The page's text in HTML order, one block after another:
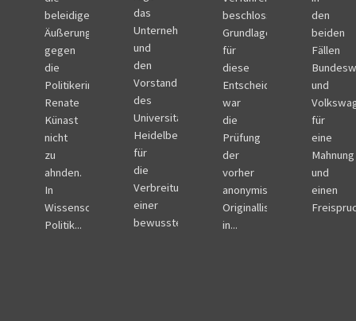
beleidigenden
Äußerungen
gegen
die
Politikerin
Renate
Künast
nicht
zu
ahnden.
In
Wissenschaft,
Politik...
das
Unternehmen
und
den
Vorstand
des
Universitätsklinikums
Heidelberg
für
die
Verbreitung
einer
bewussten...
beschlossen.
Grundlage
für
diese
Entscheidung
war
die
Prüfung
der
vorher
anonymisierten
Originallisten
in...
den
beiden
Fällen
und
für
eine
Mahnung
und
einen